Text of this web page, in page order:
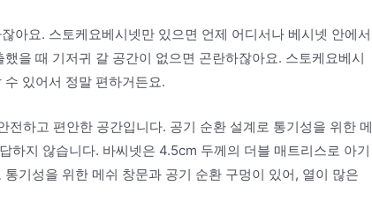
아요. 스토케요베시넷만 있으면 언제 어디서나 베시넷 안에서
을 때 기저귀 갈 공간이 없으면 곤란하잖아요. 스토케요베시
있어서 정말 편하거든요.
하고 편안한 공간입니다. 공기 순환 설계로 통기성을 위한 메
하지 않습니다. 바씨넷은 4.5cm 두께의 더블 매트리스로 아기
기성을 위한 메쉬 창문과 공기 순환 구멍이 있어, 열이 많은